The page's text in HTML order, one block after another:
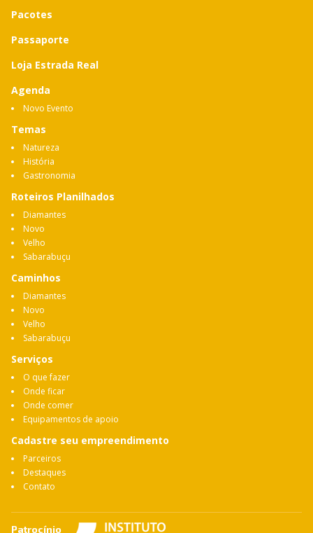
Pacotes
Passaporte
Loja Estrada Real
Agenda
Novo Evento
Temas
Natureza
História
Gastronomia
Roteiros Planilhados
Diamantes
Novo
Velho
Sabarabuçu
Caminhos
Diamantes
Novo
Velho
Sabarabuçu
Serviços
O que fazer
Onde ficar
Onde comer
Equipamentos de apoio
Cadastre seu empreendimento
Parceiros
Destaques
Contato
Patrocínio